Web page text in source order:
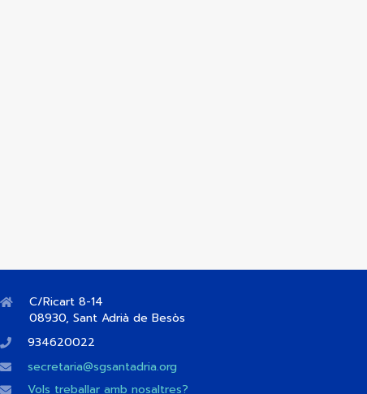
C/Ricart 8-14
08930, Sant Adrià de Besòs
934620022
secretaria@sgsantadria.org
Vols treballar amb nosaltres?